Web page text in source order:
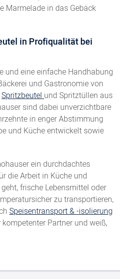
Marmelade in das Gebäck
in Profiqualität bei
und eine einfache Handhabung
und Gastronomie von
Spritzbeutel und Spritztüllen aus
sind dabei unverzichtbare
in enger Abstimmung
und Küche entwickelt sowie
ein durchdachtes
die Arbeit in Küche und
frische Lebensmittel oder
zu transportieren,
Speisentransport & -isolierung
Partner und weiß,